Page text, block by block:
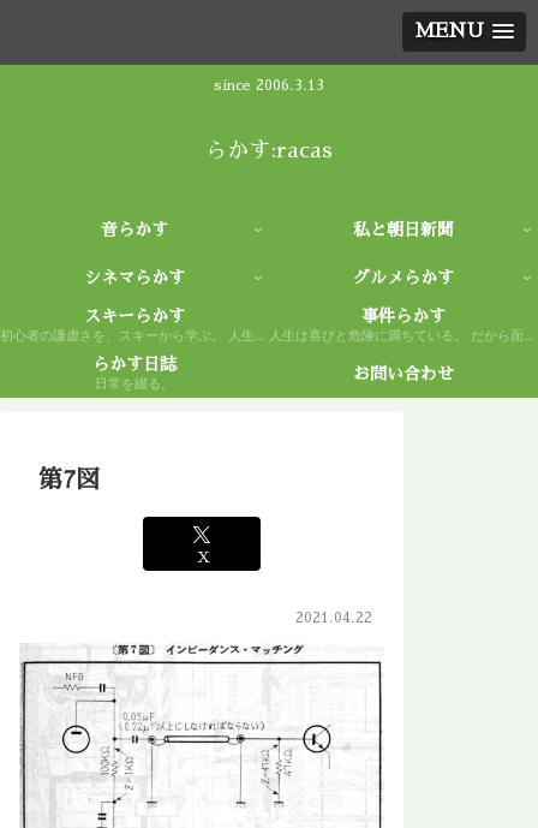
MENU
since 2006.3.13
らかす:racas
音らかす 私と朝日新聞
シネマらかす グルメらかす
スキーらかす
初心者の謙虚さを、スキーから学ぶ。 人生もまた然り。
事件らかす
人生は喜びと危険に満ちている。 だから面白い。
らかす日誌
日常を綴る。
お問い合わせ
第7図
X
2021.04.22